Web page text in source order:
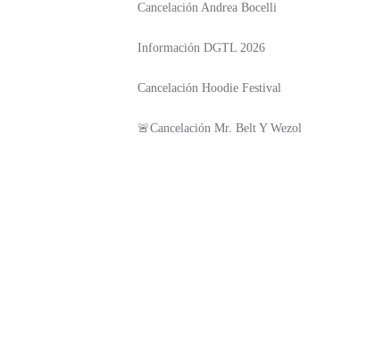
Cancelación Andrea Bocelli
Información DGTL 2026
Cancelación Hoodie Festival
🚨Cancelación Mr. Belt Y Wezol